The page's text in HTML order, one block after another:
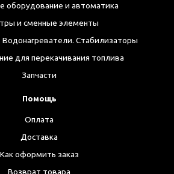
оборудование и автоматика
и сменные элементы
Стабилизаторы
для перекачивания топлива
Запчасти
Помощь
Оплата
Доставка
Как оформить заказ
Возврат товара